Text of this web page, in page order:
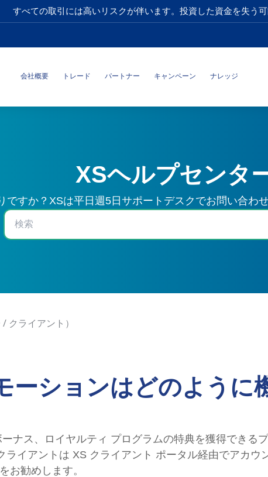
すべての取引には高いリスクが伴います。投資した資金を失う可
会社概要 トレード パートナー キャンペーン ナレッジ
XSヘルプセンタ
ですか？XSは平日週5日サポートデスクでお問い合わ
クライアント）
ーションはどのように
ナス、ロイヤルティ プログラムの特典を獲得できる
ライアントは XS クライアント ポータル経由でアカ
お勧めします。